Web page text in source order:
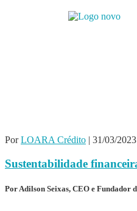
PorLOARA Crédito | 31/03/2023
Sustentabilidade
Por Adilson Seixas, CEO e Fundador